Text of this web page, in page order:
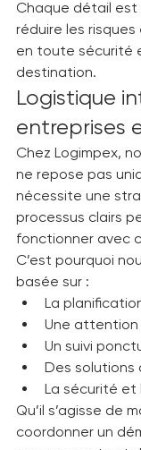
Suivi
Chaque détail
destination.
Logistique
entreprises
Chez Logimpex,
ne repose pas
nécessite une
fonctionner avec
basée sur :
La
Une attention
Des
La sécurité
Qu’il s’agisse